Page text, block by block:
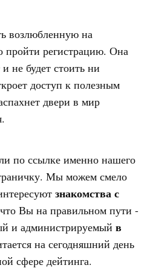
возлюбленную на
пройти регистрацию. Она
не будет стоить ни
доступ к полезным
двери в мир
по ссылке именно нашего
Мы можем смело
знакомства с
что Вы на правильном пути -
и администрируемый в
на сегодняшний день
сфере дейтинга.